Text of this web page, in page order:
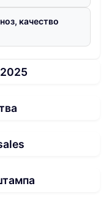
качество